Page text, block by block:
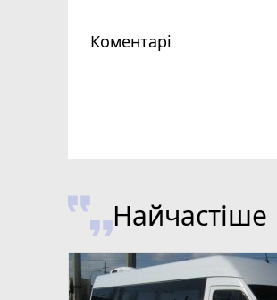
Коментарі
Найчастіше